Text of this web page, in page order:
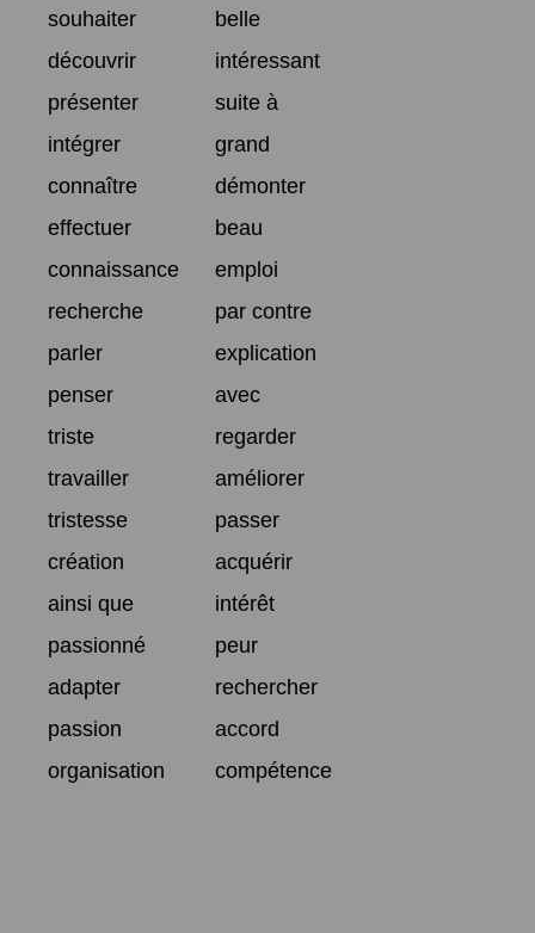
souhaiter
belle
découvrir
intéressant
présenter
suite à
intégrer
grand
connaître
démonter
effectuer
beau
connaissance
emploi
recherche
par contre
parler
explication
penser
avec
triste
regarder
travailler
améliorer
tristesse
passer
création
acquérir
ainsi que
intérêt
passionné
peur
adapter
rechercher
passion
accord
organisation
compétence